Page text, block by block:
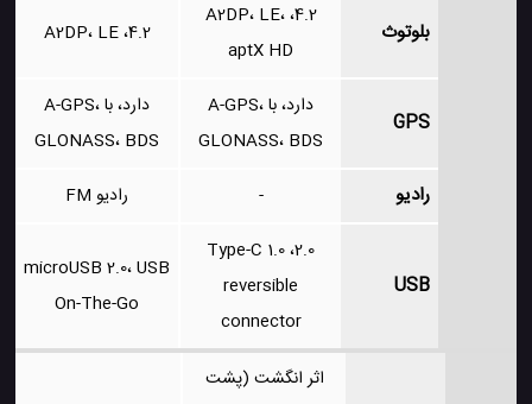
بلوتوث
4.2، A2DP، LE،
aptX HD
4.2، A2DP، LE
GPS
دارد، با A-GPS،
GLONASS، BDS
دارد، با A-GPS،
GLONASS، BDS
رادیو - رادیو FM
USB
2.0، Type-C 1.0
reversible
connector
microUSB 2.0، USB
On-The-Go
اثر انگشت (پشت